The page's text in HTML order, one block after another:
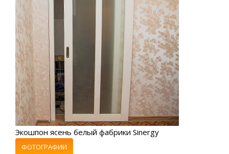
Экошпон ясень белый фабрики Sinergy
ФОТОГРАФИИ